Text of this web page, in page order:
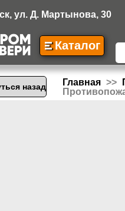
ул. Д. Мартынова, 30
Каталог
назад Главная